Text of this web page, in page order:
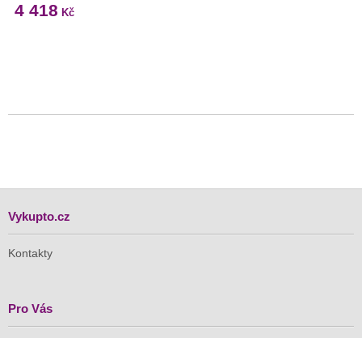
4 418 Kč
Vykupto.cz
Kontakty
Pro Vás